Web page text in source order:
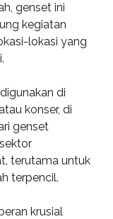
genset ini
kegiatan
lokasi yang
di
konser, di
genset
terutama untuk
terpencil.
krusial